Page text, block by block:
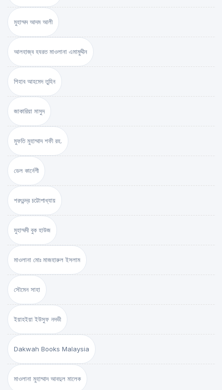
মুহাম্মদ আদম আলী
আলহাজ্ব হযরত মাওলানা এমামুদ্দীন
শিহাব আহমেদ তুহিন
জাকারিয়া মাসুদ
মুফতি মুহাম্মাদ শফী রহ.
ডেল কার্নেগী
শরৎচন্দ্র চট্টোপাধ্যায়
মুহাম্মদী বুক হাউজ
মাওলানা মোঃ মাজহারুল ইসলাম
সৌমেন সাহা
ইয়াহইয়া ইউসুফ নদভী
Dakwah Books Malaysia
মাওলানা মুহাম্মাদ আবদুল মালেক